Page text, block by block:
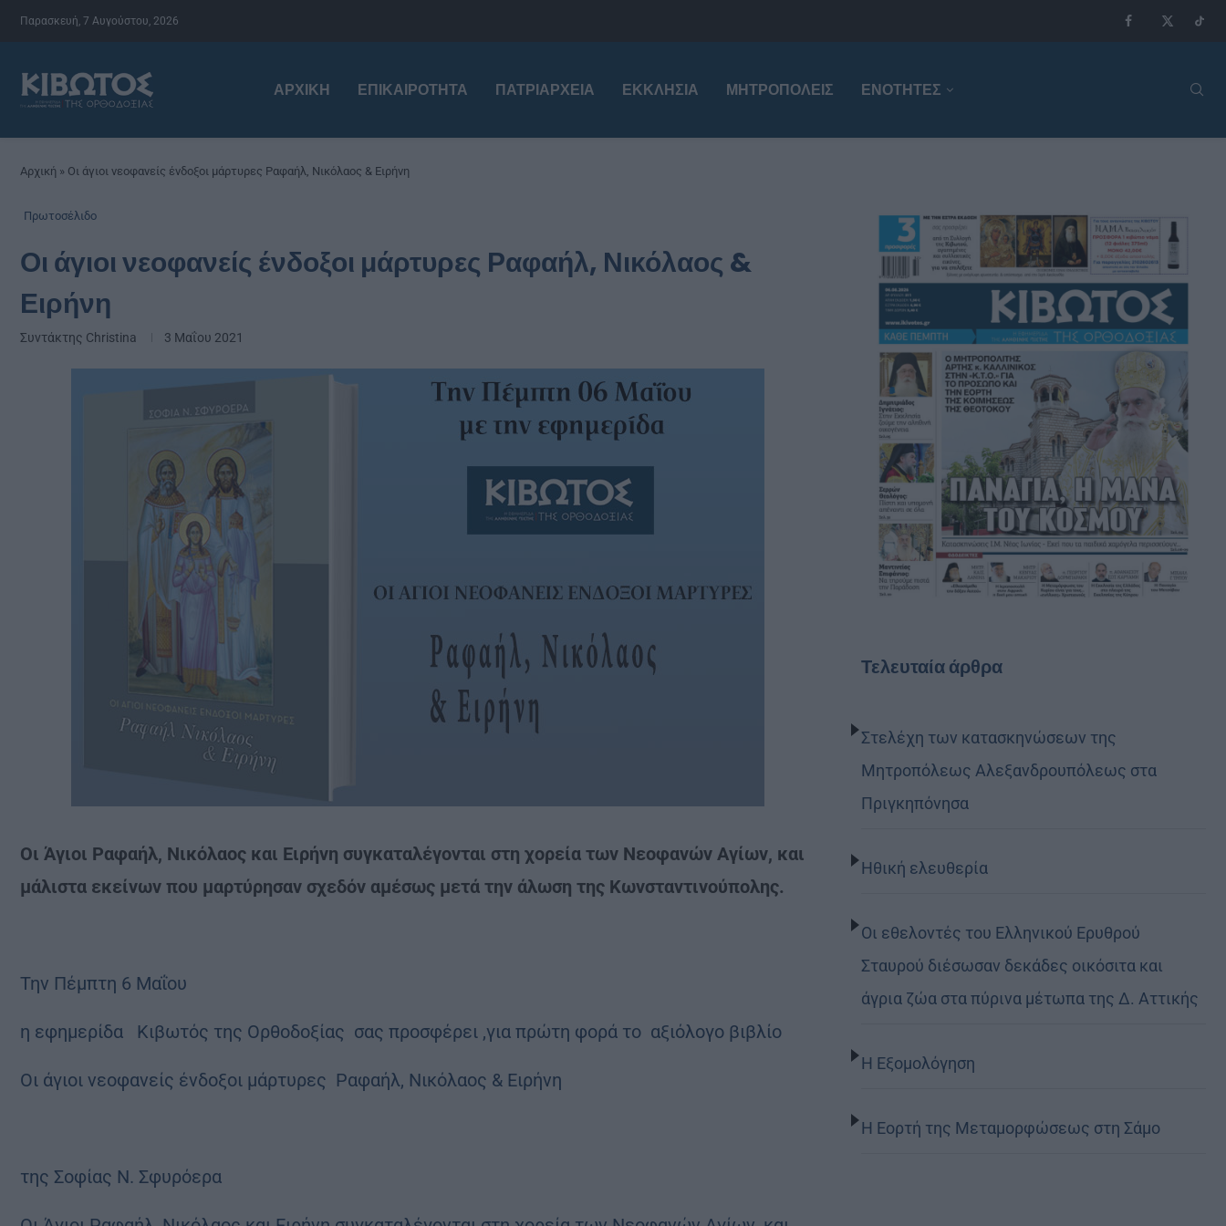
Παρασκευή, 7 Αυγούστου, 2026
ΑΡΧΙΚΉ ΕΠΙΚΑΙΡΌΤΗΤΑ ΠΑΤΡΙΑΡΧΕΊΑ ΕΚΚΛΗΣΊΑ ΜΗΤΡΟΠΌΛΕΙΣ ΕΝΟΤΗΤΕΣ
Αρχική » Οι άγιοι νεοφανείς ένδοξοι μάρτυρες Ραφαήλ, Νικόλαος & Ειρήνη
Πρωτοσέλιδο
Οι άγιοι νεοφανείς ένδοξοι μάρτυρες Ραφαήλ, Νικόλαος &
Ειρήνη
Συντάκτης Christina 3 Μαΐου 2021
Οι Άγιοι Ραφαήλ, Νικόλαος και Ειρήνη συγκαταλέγονται στη χορεία των Νεοφανών Αγίων, και
μάλιστα εκείνων που μαρτύρησαν σχεδόν αμέσως μετά την άλωση της Κωνσταντινούπολης.
Την Πέμπτη 6 Μαΐου
η εφημερίδα Κιβωτός της Ορθοδοξίας σας προσφέρει ,για πρώτη φορά το αξιόλογο βιβλίο
Οι άγιοι νεοφανείς ένδοξοι μάρτυρες Ραφαήλ, Νικόλαος & Ειρήνη
της Σοφίας Ν. Σφυρόερα
Τελευταία άρθρα
Στελέχη των κατασκηνώσεων της
Μητροπόλεως Αλεξανδρουπόλεως στα
Πριγκηπόνησα
Ηθική ελευθερία
Οι εθελοντές του Ελληνικού Ερυθρού
Σταυρού διέσωσαν δεκάδες οικόσιτα και
άγρια ζώα στα πύρινα μέτωπα της Δ. Αττικής
Η Εξομολόγηση
Η Εορτή της Μεταμορφώσεως στη Σάμο